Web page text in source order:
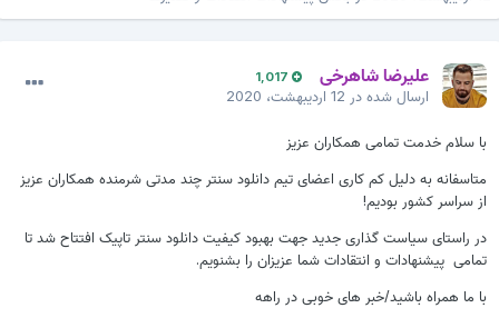
علیرضا شاهرخی 1,017
ارسال شده در12 اردیبهشت، 2020
با سلام خدمت تمامی همکاران عزیز
متاسفانه به دلیل کم کاری اعضای تیم دانلود سنتر چند مدتی شرمنده همکاران عزیز
از سراسر کشور بودیم!
در راستای سیاست گذاری جدید جهت بهبود کیفیت دانلود سنتر تاپیک افتتاح شد تا
تمامی پیشنهادات و انتقادات شما عزیزان را بشنویم.
با ما همراه باشید/خبر های خوبی در راهه